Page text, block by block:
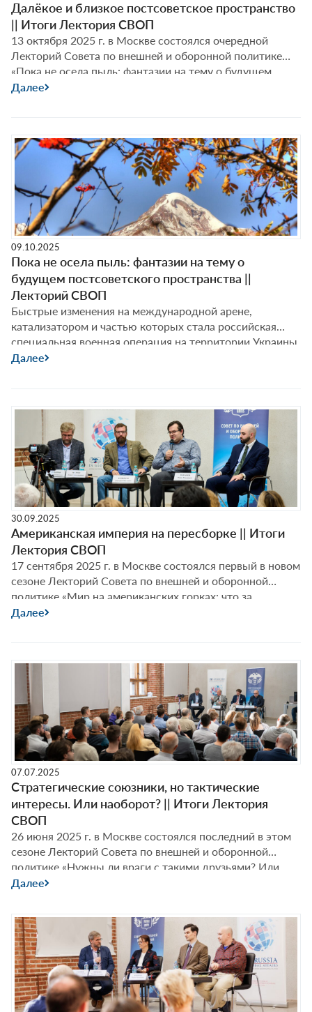
||
СВОП
Далёкое и близкое постсоветское пространство
|| Итоги Лектория СВОП
13 октября 2025 г. в Москве состоялся очередной
Лекторий Совета по внешней и оборонной политике
«Пока не осела пыль: фантазии на тему о будущем
постсоветского пространства». О постсоветском
мир» сегодня, Фёдор Лукьянов поговорил с Николаем
Силаевым,
…Далёкое
и
близкое
постсоветское
пространство
||
Лектория
СВОП
Далее
09.10.2025
Пока не осела пыль: фантазии на тему о
будущем постсоветского пространства ||
Лекторий СВОП
Быстрые изменения на международной арене,
катализатором и частью которых стала российская
специальная военная операция на территории Украины,
повсеместно создали новую динамику. Территория
СВОП, который состоится 13 октября в 19:00 в Москве.
Далее
30.09.2025
Американская империя на пересборке || Итоги
Лектория СВОП
17 сентября 2025 г. в Москве состоялся первый в новом
сезоне Лекторий Совета по внешней и оборонной
политике «Мир на американских горках: что за
виражом». О политическом феномене MAGA, вехах
поговорил с Андреем Исэровым, Дмитрием
Новиковым и Романом Романовым.
Далее
07.07.2025
Стратегические союзники, но тактические
интересы. Или наоборот? || Итоги Лектория
СВОП
26 июня 2025 г. в Москве состоялся последний в этом
сезоне Лекторий Совета по внешней и оборонной
политике «Нужны ли враги с такими друзьями? Или
друзья с такими врагами? Феномен союзника в
союзов, эволюции идеи изоляционизма в США и
китайском восприятии угроз Фёдор Лукьянов…
союзники,
но
интересы.
Далее